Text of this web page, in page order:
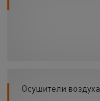
Осушители воздуха